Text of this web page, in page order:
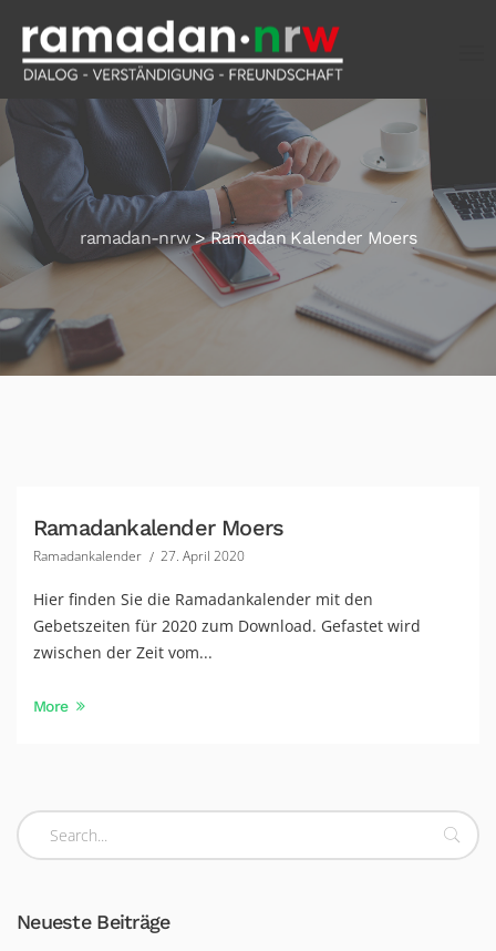
ramadan-nrw>Ramadan Kalender Moers
Ramadankalender Moers
Ramadankalender 27. April 2020
Hier finden Sie die Ramadankalender mit den
Gebetszeiten für 2020 zum Download. Gefastet wird
zwischen der Zeit vom...
More
Neueste Beiträge